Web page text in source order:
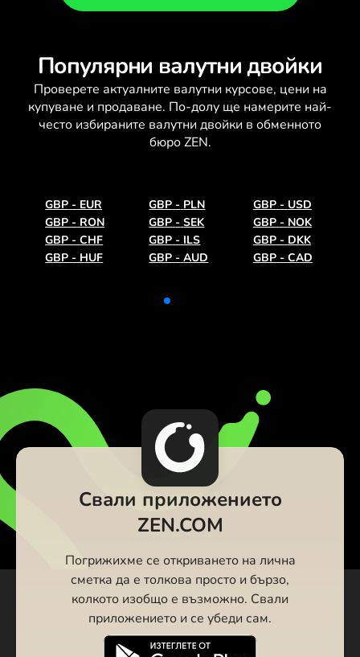
Популярни валутни двойки
Проверете актуалните валутни курсове, цени на
купуване и продаване. По-долу ще намерите най-
често избираните валутни двойки в обменното
бюро ZEN.
GBP - EUR GBP - PLN GBP - USD
GBP - RON GBP - SEK GBP - NOK
GBP - CHF GBP - ILS GBP - DKK
GBP - HUF GBP - AUD GBP - CAD
Свали приложението
ZEN.COM
Погрижихме се откриването на лична
сметка да е толкова просто и бързо,
колкото изобщо е възможно. Свали
приложението и се убеди сам.